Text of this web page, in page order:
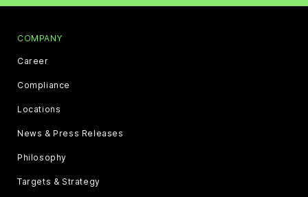
COMPANY
Career
Compliance
Locations
News & Press Releases
Philosophy
Targets & Strategy